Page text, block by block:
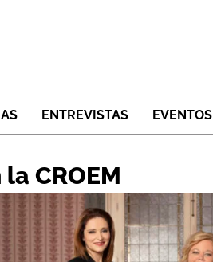
ENTREVISTAS EVENTOS
CROEM